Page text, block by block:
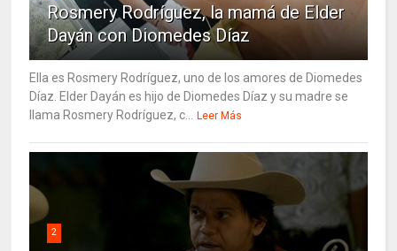
Rosmery Rodríguez, la mamá de Elder
Dayán con Diomedes Díaz
Ella es Rosmery Rodríguez, uno de los amores de Diomedes
Díaz. Elder Dayán es hijo de Diomedes Díaz y su madre se
llama Rosmery Rodríguez, c...
Leer Más
2